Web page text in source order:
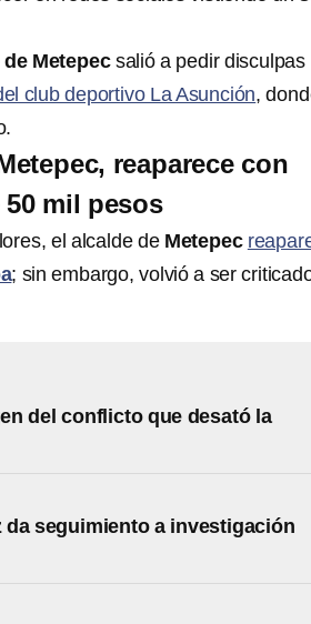
Metepecsalió a pedir disculpas
club deportivo La Asunción,
reaparece con
mil pesos
el alcalde de Metepec
; sin embargo, volvió a ser
del conflicto que desató la
da seguimiento a investigación